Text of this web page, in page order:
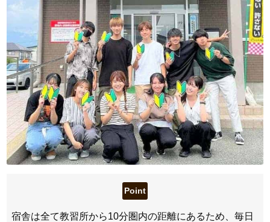
宿舎は全て教習所から10分圏内の距離にあるため、毎日